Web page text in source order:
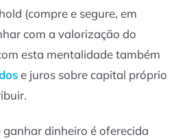
(compre e segure, em
com a valorização do
esta mentalidade também
e juros sobre capital próprio
dinheiro é oferecida